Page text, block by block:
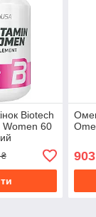
Biotech
Women 60
903